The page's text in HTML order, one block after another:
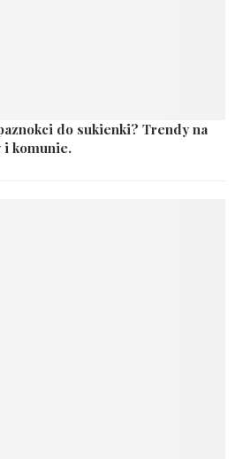
do sukienki? Trendy na
i komunie.